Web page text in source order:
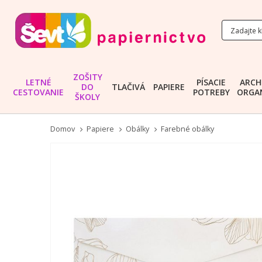
LETNÉ
CESTOVANIE
ZOŠITY
DO
ŠKOLY
TLAČIVÁ PAPIERE
PÍSACIE
POTREBY
Domov Papiere Obálky Farebné obálky